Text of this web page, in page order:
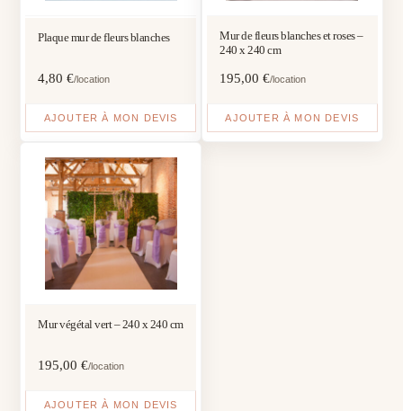
Plaque mur de fleurs blanches
4,80€/location
AJOUTER À MON DEVIS
Mur de fleurs blanches et roses –
240 x 240 cm
195,00 €/location
AJOUTER À MON DEVIS
Mur végétal vert – 240 x 240 cm
195,00€/location
AJOUTER À MON DEVIS